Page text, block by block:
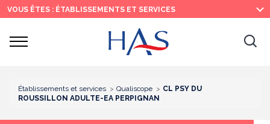
Recherche
Menu
principal
Contenu
principal
VOUS ÊTES : ÉTABLISSEMENTS ET SERVICES
Ouvrir
Établissements et services Qualiscope
CL PSY DU
ROUSSILLON ADULTE-EA PERPIGNAN